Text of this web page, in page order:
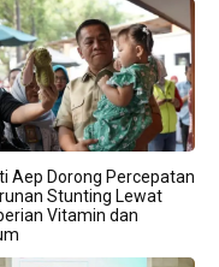
Aep Dorong Percepatan
Stunting Lewat
Vitamin dan